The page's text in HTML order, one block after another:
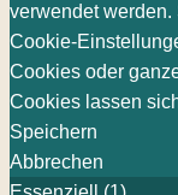
verwendet
Cookie-
Cookies oder
Cookies lassen
Speichern
Abbrechen